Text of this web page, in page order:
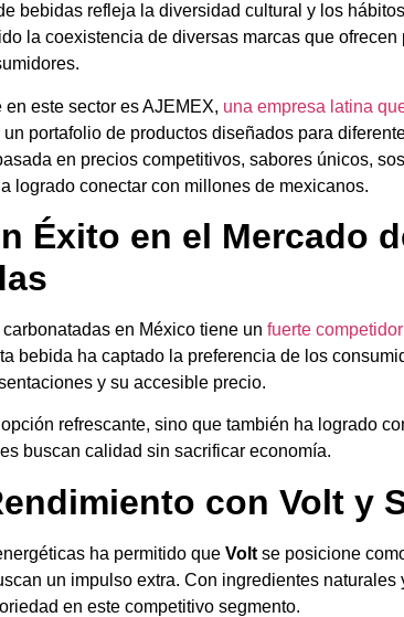
bebidas refleja la diversidad cultural y los
la coexistencia de diversas marcas que
este sector es AJEMEX, una empresa latina
portafolio de productos diseñados para
en precios competitivos, sabores únicos,
logrado conectar con millones de mexicanos.
Éxito en el Mercado
en México tiene un fuerte
bebida ha captado la preferencia de los
y su accesible precio.
refrescante, sino que también ha logrado
buscan calidad sin sacrificar economía.
con Volt y
ha permitido que Volt se posicione
un impulso extra. Con ingredientes naturales
en este competitivo segmento.